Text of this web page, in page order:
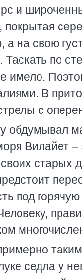
и
покрытая
а на свою
по
имело.
В
с
обдумывал
Вилайет –
старых
под
седла у